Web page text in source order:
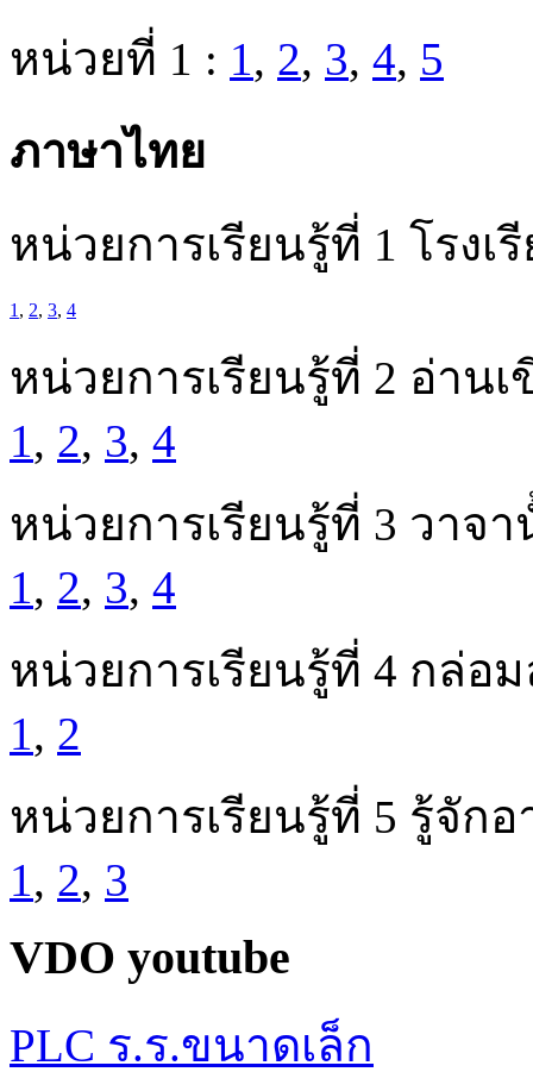
หน่วยที่ 1 : 1, 2, 3, 4, 5
ภาษาไทย
หน่วยการเรียนรู้ที่ 1 โรงเ
1 , 2, 3, 4
หน่วยการเรียนรู้ที่ 2 อ่าน
1, 2, 3, 4
หน่วยการเรียนรู้ที่ 3 วาจ
1, 2, 3, 4
หน่วยการเรียนรู้ที่ 4 กล่อ
1, 2
หน่วยการเรียนรู้ที่ 5 รู้จัก
1, 2, 3
VDO youtube
PLC ร.ร.ขนาดเล็ก